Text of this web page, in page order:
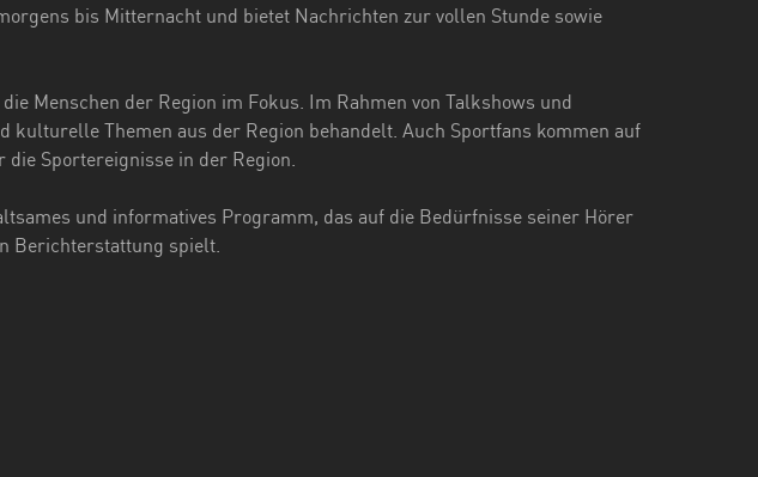
bis Mitternacht und bietet Nachrichten zur vollen Stunde sowie
Menschen der Region im Fokus. Im Rahmen von Talkshows und
Themen aus der Region behandelt. Auch Sportfans kommen auf
Sportereignisse in der Region.
und informatives Programm, das auf die Bedürfnisse seiner Hörer
Berichterstattung spielt.